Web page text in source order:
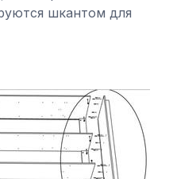
шкантом для